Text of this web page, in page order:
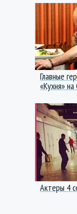
Главные
«Кухня»
Актеры 4